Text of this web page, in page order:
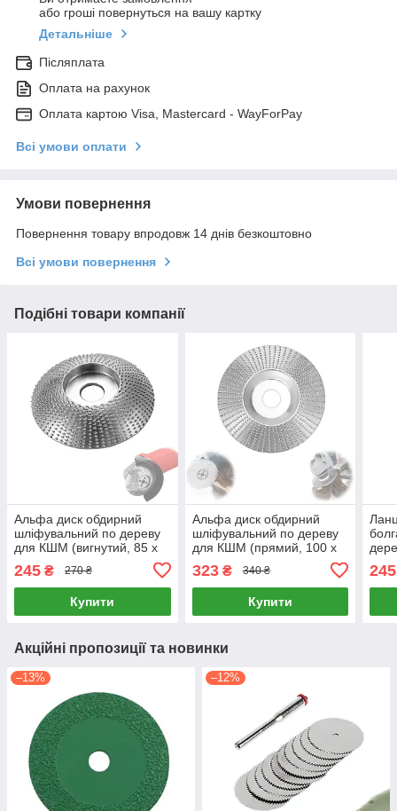
або гроші повернуться на вашу картку
Детальніше
Післяплата
Оплата на рахунок
Оплата картою Visa, Mastercard - WayForPay
Всі умови оплати
Умови повернення
Повернення товару впродовж 14 днів безкоштовно
Всі умови повернення
Подібні товари компанії
Альфа диск обдирний
шліфувальний по дереву
для КШМ (вигнутий, 85 х
245 ₴ 270 ₴
Купити
Альфа диск обдирний
шліфувальний по дереву
для КШМ (прямий, 100 х
323₴ 340 ₴
Купити
245
Акційні пропозиції та новинки
–13% –12%